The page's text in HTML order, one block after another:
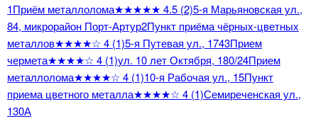
1Приём металлолома★★★★★ 4.5 (2)5-я Марьяновская ул.,
84, микрорайон Порт-Артур2Пункт приёма чёрных-цветных
металлов★★★★☆ 4 (1)5-я Путевая ул., 1743Прием
чермета★★★★☆ 4 (1)ул. 10 лет Октября, 180/24Прием
металлолома★★★★☆ 4 (1)10-я Рабочая ул., 15Пункт
приема цветного металла★★★★☆ 4 (1)Семиреченская ул.,
130А